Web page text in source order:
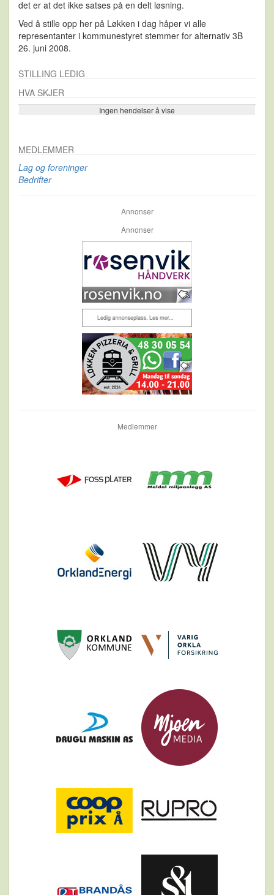
det er at det ikke satses på en delt løsning.
Ved å stille opp her på Løkken i dag håper vi alle
representanter i kommunestyret stemmer for alternativ 3B
26. juni 2008.
STILLING LEDIG
HVA SKJER
Ingen hendelser å vise
Se flere…
MEDLEMMER
Lag og foreninger
Bedrifter
Annonser
Annonser
Medlemmer